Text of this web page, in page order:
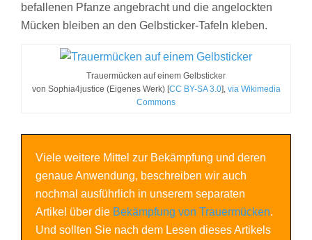
befallenen Pfanze angebracht und die angelockten
Mücken bleiben an den Gelbsticker-Tafeln kleben.
Trauermücken auf einem Gelbsticker
von Sophia4justice (Eigenes Werk) [CC BY-SA 3.0], via Wikimedia
Commons
Viele weitere Mittel zur Bekämpfung und deren
genaue Anwendung, beschreiben wir auch
nochmal ausführlich in unserem separaten
Artikel über die Bekämpfung von Trauermücken.
Und sollten Sie nach dem Lesen dieses Artikels